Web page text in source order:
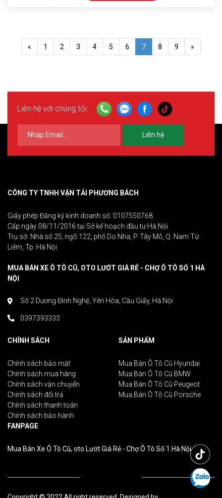
« 1 2 3 4 5 6 7 8 9 »
Liên hệ với chúng tôi:
Liên hệ
CÔNG TY TNHH VẬN TẢI PHƯƠNG BÁCH
Giấy phép Đăng ký kinh doanh số: 0107550768.
Cấp ngày 08/11/2016 tại Sở kế hoạch đầu tư Hà Nội.
Trụ sở: Nhà số 25, ngõ 122, phố Do Nha, P. Tây Mỗ, Q. Nam Từ
Liêm, Tp. Hà Nội
MUA BÁN XE Ô TÔ CŨ, OTO LƯỚT GIÁ RẺ - CHỢ Ô TÔ SỐ 1 HÀ
NỘI
Số 2 Dương Đình Nghệ, Yên Hòa, Cầu Giấy, Hà Nội
0397393333
CHÍNH SÁCH
Chính sách bảo mật
Chính sách mua hàng
Chính sách vận chuyển
Chính sách đổi trả
Chính sách thanh toán
Chính sách bảo hành
SẢN PHẨM
Mua Bán Ô Tô Cũ Hyundai
Mua Bán Ô Tô Cũ BMW
Mua Bán Ô Tô Cũ Peugeot
Mua Bán Ô Tô Cũ Porsche
FANPAGE
Mua Bán Xe Ô Tô Cũ, oto Lướt Giá Rẻ - Chợ Ô Tô Số 1 Hà Nội